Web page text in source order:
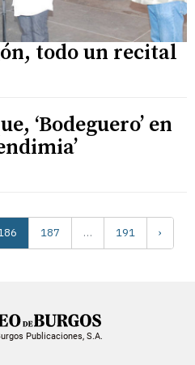
todo un recital
‘Bodeguero’ en
187 … 191 ›
Publicaciones, S.A.